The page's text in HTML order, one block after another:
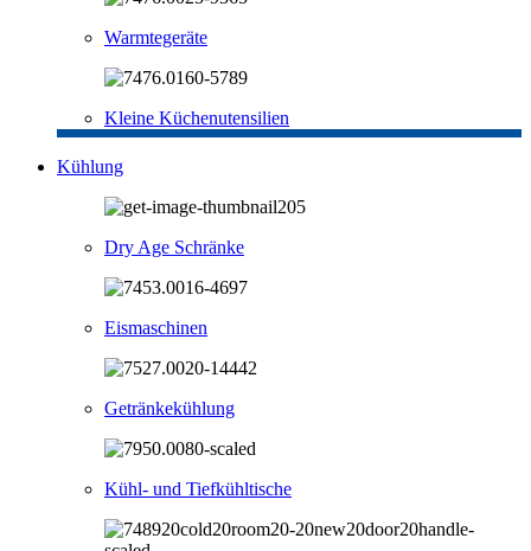
Warmtegeräte
Kleine Küchenutensilien
Kühlung
Dry Age Schränke
Eismaschinen
Getränkekühlung
Kühl- und Tiefkühltische